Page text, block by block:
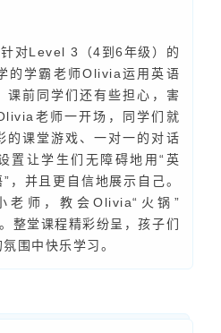
对Level 3（4到6年级）的
的学霸老师Olivia运用英语
课前同学们还有些担心，害
老师一开场，同学们就
课堂游戏、一对一的对话
置让学生们无障碍地用“英
，并且更自信地展示自己。
老师，教会Olivia“火锅”
整堂课程精彩纷呈，孩子们
围中快乐学习。